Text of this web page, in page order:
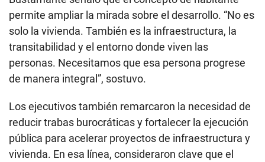
permite ampliar la mirada sobre el desarrollo. “No es
solo la vivienda. También es la infraestructura, la
transitabilidad y el entorno donde viven las
personas. Necesitamos que esa persona progrese
de manera integral”, sostuvo.
Los ejecutivos también remarcaron la necesidad de
reducir trabas burocráticas y fortalecer la ejecución
pública para acelerar proyectos de infraestructura y
vivienda. En esa línea, consideraron clave que el